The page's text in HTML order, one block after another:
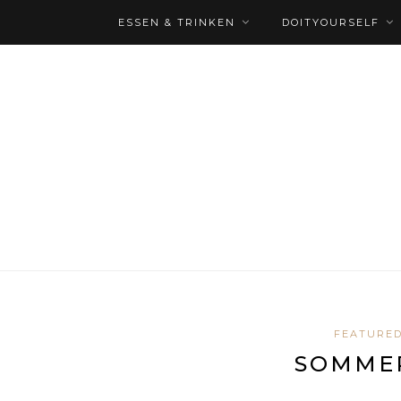
ESSEN & TRINKEN DOITYOURSELF